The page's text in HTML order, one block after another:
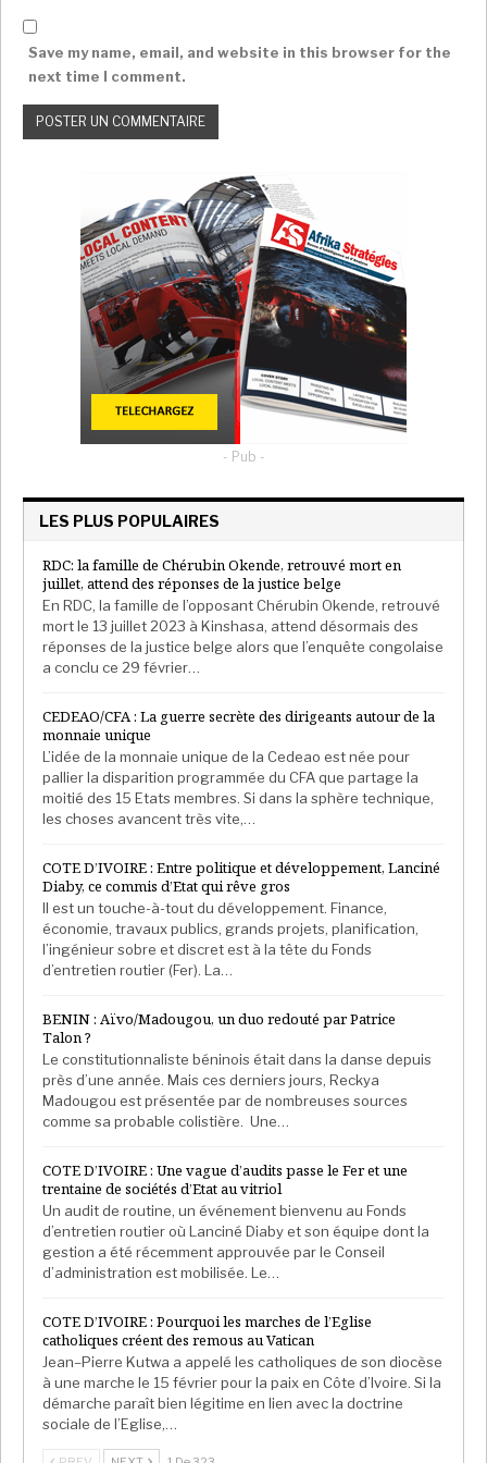
Save my name, email, and website in this browser for the
next time I comment.
- Pub -
LES PLUS POPULAIRES
RDC: la famille de Chérubin Okende, retrouvé mort en
juillet, attend des réponses de la justice belge
En RDC, la famille de l’opposant Chérubin Okende, retrouvé
mort le 13 juillet 2023 à Kinshasa, attend désormais des
réponses de la justice belge alors que l’enquête congolaise
a conclu ce 29 février…
CEDEAO/CFA : La guerre secrète des dirigeants autour de la
monnaie unique
L’idée de la monnaie unique de la Cedeao est née pour
pallier la disparition programmée du CFA que partage la
moitié des 15 Etats membres. Si dans la sphère technique,
les choses avancent très vite,…
COTE D’IVOIRE : Entre politique et développement, Lanciné
Diaby, ce commis d’Etat qui rêve gros
Il est un touche-à-tout du développement. Finance,
économie, travaux publics, grands projets, planification,
l’ingénieur sobre et discret est à la tête du Fonds
d’entretien routier (Fer). La…
BENIN : Aïvo/Madougou, un duo redouté par Patrice
Talon ?
Le constitutionnaliste béninois était dans la danse depuis
près d’une année. Mais ces derniers jours, Reckya
Madougou est présentée par de nombreuses sources
comme sa probable colistière. Une…
COTE D’IVOIRE : Une vague d’audits passe le Fer et une
trentaine de sociétés d’Etat au vitriol
Un audit de routine, un événement bienvenu au Fonds
d’entretien routier où Lanciné Diaby et son équipe dont la
gestion a été récemment approuvée par le Conseil
d’administration est mobilisée. Le…
COTE D’IVOIRE : Pourquoi les marches de l’Eglise
catholiques créent des remous au Vatican
Jean–Pierre Kutwa a appelé les catholiques de son diocèse
à une marche le 15 février pour la paix en Côte d’Ivoire. Si la
démarche paraît bien légitime en lien avec la doctrine
sociale de l’Eglise,…